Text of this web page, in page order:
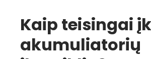
Kaip teisingai
akumuliatorių